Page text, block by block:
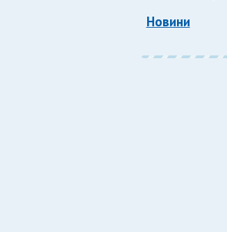
Новини